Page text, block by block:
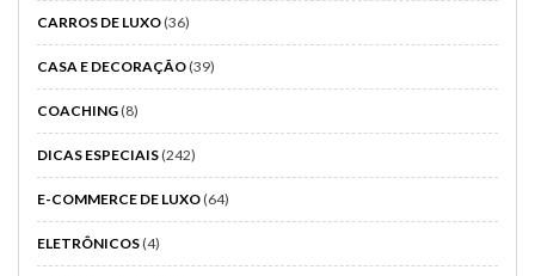
CARROS DE LUXO(36)
CASA E DECORAÇÃO(39)
COACHING(8)
DICAS ESPECIAIS(242)
E-COMMERCE DE LUXO(64)
ELETRÔNICOS(4)